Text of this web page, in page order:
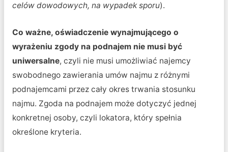
celów dowodowych, na wypadek sporu).
Co ważne, oświadczenie wynajmującego o
wyrażeniu zgody na podnajem nie musi być
uniwersalne, czyli nie musi umożliwiać najemcy
swobodnego zawierania umów najmu z różnymi
podnajemcami przez cały okres trwania stosunku
najmu. Zgoda na podnajem może dotyczyć jednej
konkretnej osoby, czyli lokatora, który spełnia
określone kryteria.